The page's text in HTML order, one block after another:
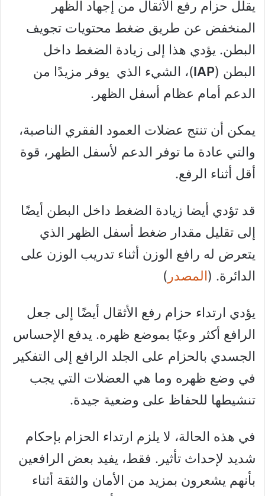
يقلل حزام رفع الأثقال من إجهاد الظهر
المنخفض عن طريق ضغط محتويات تجويف
البطن. يؤدي هذا إلى زيادة الضغط داخل
البطن (IAP)، الشيء الذي يوفر مزيدًا من
الدعم أمام عظام أسفل الظهر.
يمكن أن تنتج عضلات العمود الفقري الناصبة،
والتي عادة ما توفر الدعم لأسفل الظهر، قوة
أقل أثناء الرفع.
قد تؤدي أيضا زيادة الضغط داخل البطن أيضًا
إلى تقليل مقدار ضغط أسفل الظهر الذي
يتعرض له رافع الوزن أثناء تدريب الوزن على
الدائرة. (المصدر )
يؤدي ارتداء حزام رفع الأثقال أيضًا إلى جعل
الرافع أكثر وعيًا بموضع ظهره. يدفع الإحساس
الجسدي بالحزام على الجلد الرافع إلى التفكير
في وضع ظهره وما هي العضلات التي يجب
تنشيطها للحفاظ على وضعية جيدة.
في هذه الحالة، لا يلزم ارتداء الحزام بإحكام
شديد لإحداث تأثير. فقط، يفيد بعض الرافعين
بأنهم يشعرون بمزيد من الأمان والثقة أثناء